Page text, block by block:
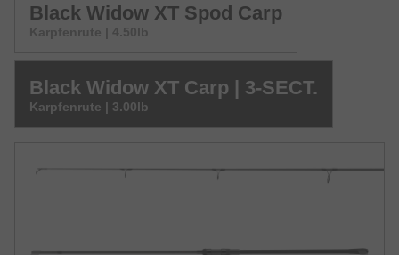
Black Widow XT Spod Carp
Karpfenrute | 4.50lb
Black Widow XT Carp | 3-SECT.
Karpfenrute | 3.00lb